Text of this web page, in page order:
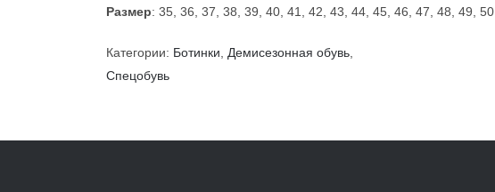
Размер: 35, 36, 37, 38, 39, 40, 41, 42, 43, 44, 45, 46, 47, 48, 49, 50
Категории: Ботинки Демисезонная обувь
Спецобувь